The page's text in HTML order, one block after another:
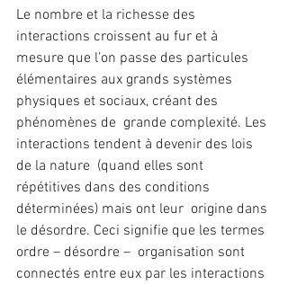
Le nombre et la richesse des
interactions croissent au fur et à
mesure que l’on passe des particules
élémentaires aux grands systèmes
physiques et sociaux, créant des
phénomènes de  grande complexité. Les
interactions tendent à devenir des lois
de la nature  (quand elles sont
répétitives dans des conditions
déterminées) mais ont leur  origine dans
le désordre. Ceci signifie que les termes
ordre – désordre –  organisation sont
connectés entre eux par les interactions